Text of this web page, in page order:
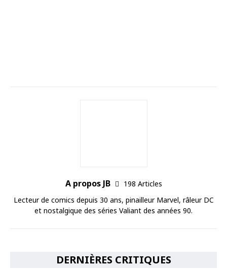
A propos JB
198 Articles
Lecteur de comics depuis 30 ans, pinailleur Marvel, râleur DC
et nostalgique des séries Valiant des années 90.
DERNIÈRES CRITIQUES